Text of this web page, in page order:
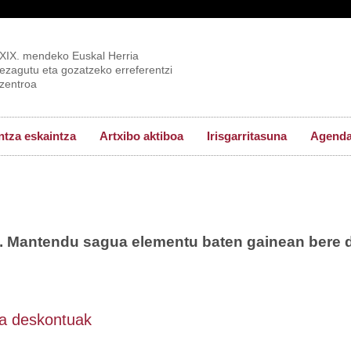
XIX. mendeko Euskal Herria
ezagutu eta gozatzeko erreferentzi
zentroa
eskaintza Artxibo aktiboa Irisgarritasuna
sagua elementu baten gainean bere
deskontuak